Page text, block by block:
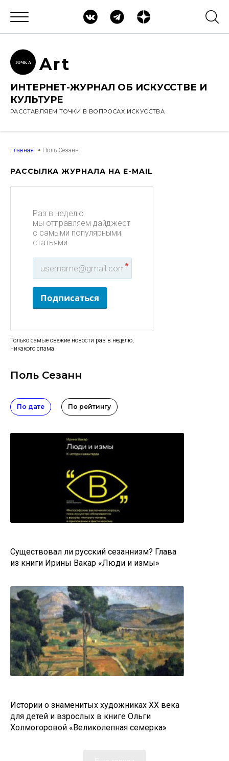
ТОЧК А Art
ИНТЕРНЕТ-ЖУРНАЛ ОБ ИСКУССТВЕ И
КУЛЬТУРЕ
РАССТАВЛЯЕМ ТОЧКИ В ВОПРОСАХ ИСКУССТВА
Главная Поль Сезанн
РАССЫЛКА ЖУРНАЛА НА E-MAIL
Раз в неделю
мы отправляем дайджест
с самыми популярными
статьями.
*
Подписаться
Только самые свежие новости раз в неделю,
никакого спама
Поль Сезанн
По дате По рейтингу
Существовал ли русский сезаннизм? Глава
из книги Ирины Вакар «Люди и измы»
Истории о знаменитых художниках ХХ века
для детей и взрослых в книге Ольги
Холмогоровой «Великолепная семерка»